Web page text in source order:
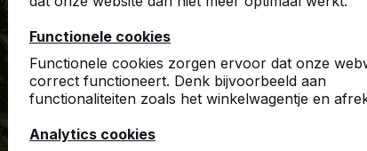
Functionele cookies
Functionele cookies zorgen ervoor dat onze
correct functioneert. Denk bijvoorbeeld aan
functionaliteiten zoals het winkelwagentje en
Analytics cookies